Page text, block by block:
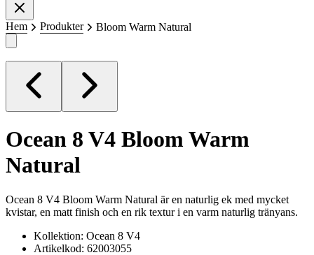
Hem Produkter Bloom Warm Natural
Ocean 8 V4 Bloom Warm
Natural
Ocean 8 V4 Bloom Warm Natural är en naturlig ek med mycket
kvistar, en matt finish och en rik textur i en varm naturlig tränyans.
Kollektion: Ocean 8 V4
Artikelkod: 62003055